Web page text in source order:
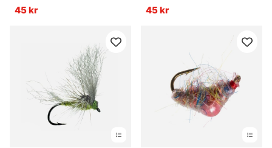
45 kr
45 kr